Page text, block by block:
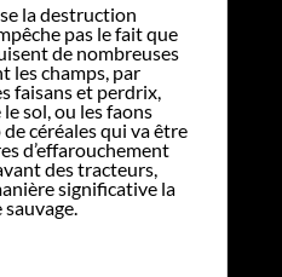
la destruction
pas le fait que
de nombreuses
les champs, par
faisans et perdrix,
sol, ou les faons
céréales qui va être
d’effarouchement
des tracteurs,
significative la